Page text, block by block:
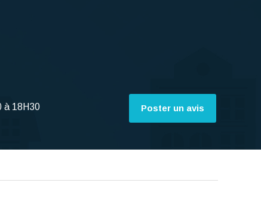
à 18H30 Poster un avis